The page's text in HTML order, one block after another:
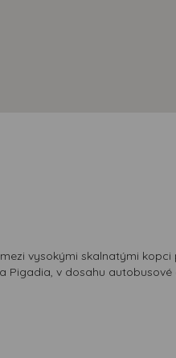
vysokými skalnatými
Pigadia, v dosahu autobusové